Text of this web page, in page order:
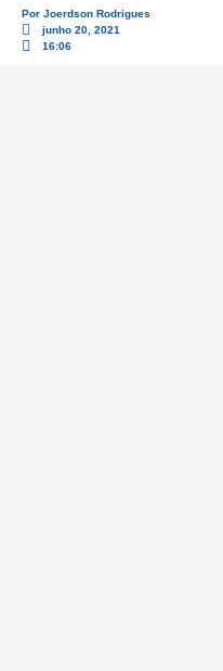
Por Joerdson Rodrigues
junho 20, 2021
16:06